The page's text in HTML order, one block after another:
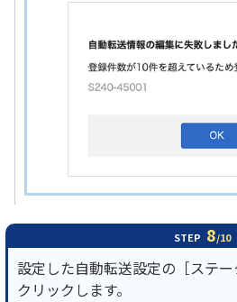
STEP 8/10
設定した自動転送設定の［ステ
クリックします。